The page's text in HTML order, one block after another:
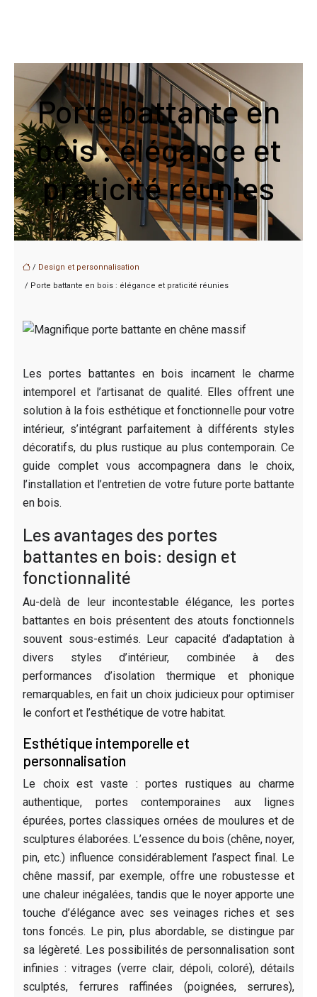
Porte battante en
bois : élégance et
praticité réunies
/ Design et personnalisation
/ Porte battante en bois : élégance et praticité réunies
Les portes battantes en bois incarnent le charme
intemporel et l’artisanat de qualité. Elles offrent une
solution à la fois esthétique et fonctionnelle pour votre
intérieur, s’intégrant parfaitement à différents styles
décoratifs, du plus rustique au plus contemporain. Ce
guide complet vous accompagnera dans le choix,
l’installation et l’entretien de votre future porte battante
en bois.
Les avantages des portes
battantes en bois: design et
fonctionnalité
Au-delà de leur incontestable élégance, les portes
battantes en bois présentent des atouts fonctionnels
souvent sous-estimés. Leur capacité d’adaptation à
divers styles d’intérieur, combinée à des
performances d’isolation thermique et phonique
remarquables, en fait un choix judicieux pour optimiser
le confort et l’esthétique de votre habitat.
Esthétique intemporelle et
personnalisation
Le choix est vaste : portes rustiques au charme
authentique, portes contemporaines aux lignes
épurées, portes classiques ornées de moulures et de
sculptures élaborées. L’essence du bois (chêne, noyer,
pin, etc.) influence considérablement l’aspect final. Le
chêne massif, par exemple, offre une robustesse et
une chaleur inégalées, tandis que le noyer apporte une
touche d’élégance avec ses veinages riches et ses
tons foncés. Le pin, plus abordable, se distingue par
sa légèreté. Les possibilités de personnalisation sont
infinies : vitrages (verre clair, dépoli, coloré), détails
sculptés, ferrures raffinées (poignées, serrures),